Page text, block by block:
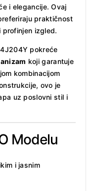
i elegancije. Ovaj
praktičnost
izgled.
pokreće
koji garantuje
kombinacijom
ovo je
uz poslovni stil i
Modelu
i jasnim